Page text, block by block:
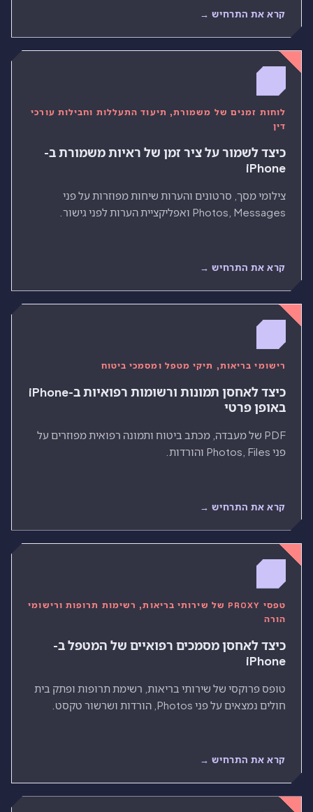
קרא את התרחיש →
לוחות זמנים של משמורת, תיעוד התעללות וחבילות עורכי
דין
כיצד לשמור על ציר זמן של ראיות משמורת ב-
iPhone
צילומי מסך, סרטונים והערות שיחות מפוזרות על פני
Photos, Messages ואפליקציית הערות לפני גישור.
קרא את התרחיש →
רישומי בריאות, תיקי מטפל ומסמכי ביטוח
כיצד לאחסן תמונות ורשומות רפואיות ב-iPhone
באופן פרטי
PDF של מעבדה, מכתב ביטוח ותמונה רפואית מפוזרים על
פני Photos, Files והורדות.
קרא את התרחיש →
טפסי PROXY של שירותי בריאות, רשימות תרופות ורישומי
הורה
כיצד לאחסן מסמכים רפואיים של המטפל ב-
iPhone
טופס פרוקסי של שירותי בריאות, רשימת תרופות ופתק בית
חולים נמצאים על פני Photos, הורדות ושרשור טקסט.
קרא את התרחיש →